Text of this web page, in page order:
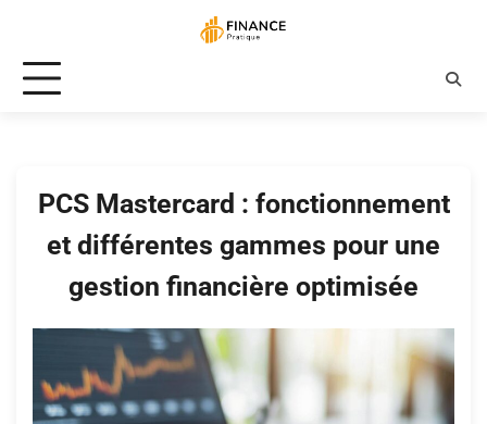
content
PCS Mastercard : fonctionnement
et différentes gammes pour une
gestion financière optimisée